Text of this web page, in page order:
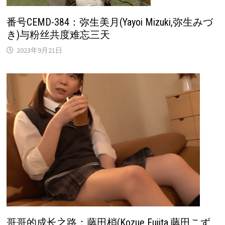
番号CEMD-384：弥生美月(Yayoi Mizuki,弥生みづ
き)与粉丝共度难忘三天
2023年9月21日
哥哥的成长之路：藤田梢(Kozue Fujita,藤田こず